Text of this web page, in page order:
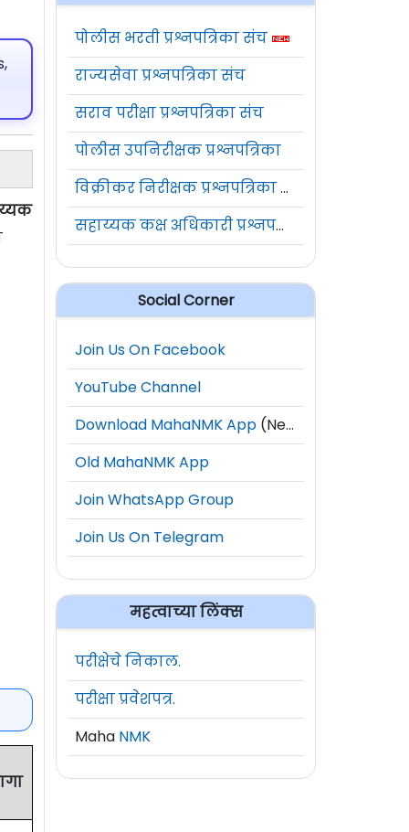
पोलीस भरती प्रश्नपत्रिका संच
राज्यसेवा प्रश्नपत्रिका संच
सराव परीक्षा प्रश्नपत्रिका संच
पोलीस उपनिरीक्षक प्रश्नपत्रिका
विक्रीकर निरीक्षक प्रश्नपत्रिका संच
सहाय्यक कक्ष अधिकारी प्रश्नपत्रिका संच
Social Corner
Join Us On Facebook
YouTube Channel
Download MahaNMK App (New)
Old MahaNMK App
Join WhatsApp Group
Join Us On Telegram
महत्वाच्या लिंक्स
परीक्षेचे निकाल.
परीक्षा प्रवेशपत्र.
Maha NMK